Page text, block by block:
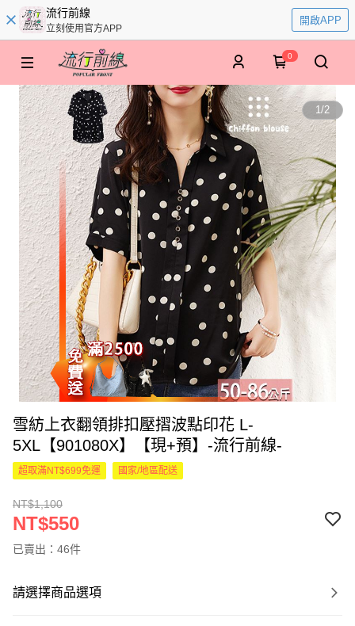
流行前線
立刻使用官方APP
開啟APP
0
1/2
雪紡上衣翻領排扣壓摺波點印花 L-
5XL【901080X】【現+預】-流行前線-
超取滿NT$699免運 國家/地區配送
NT$1,100
NT$550
已賣出：46件
請選擇商品選項